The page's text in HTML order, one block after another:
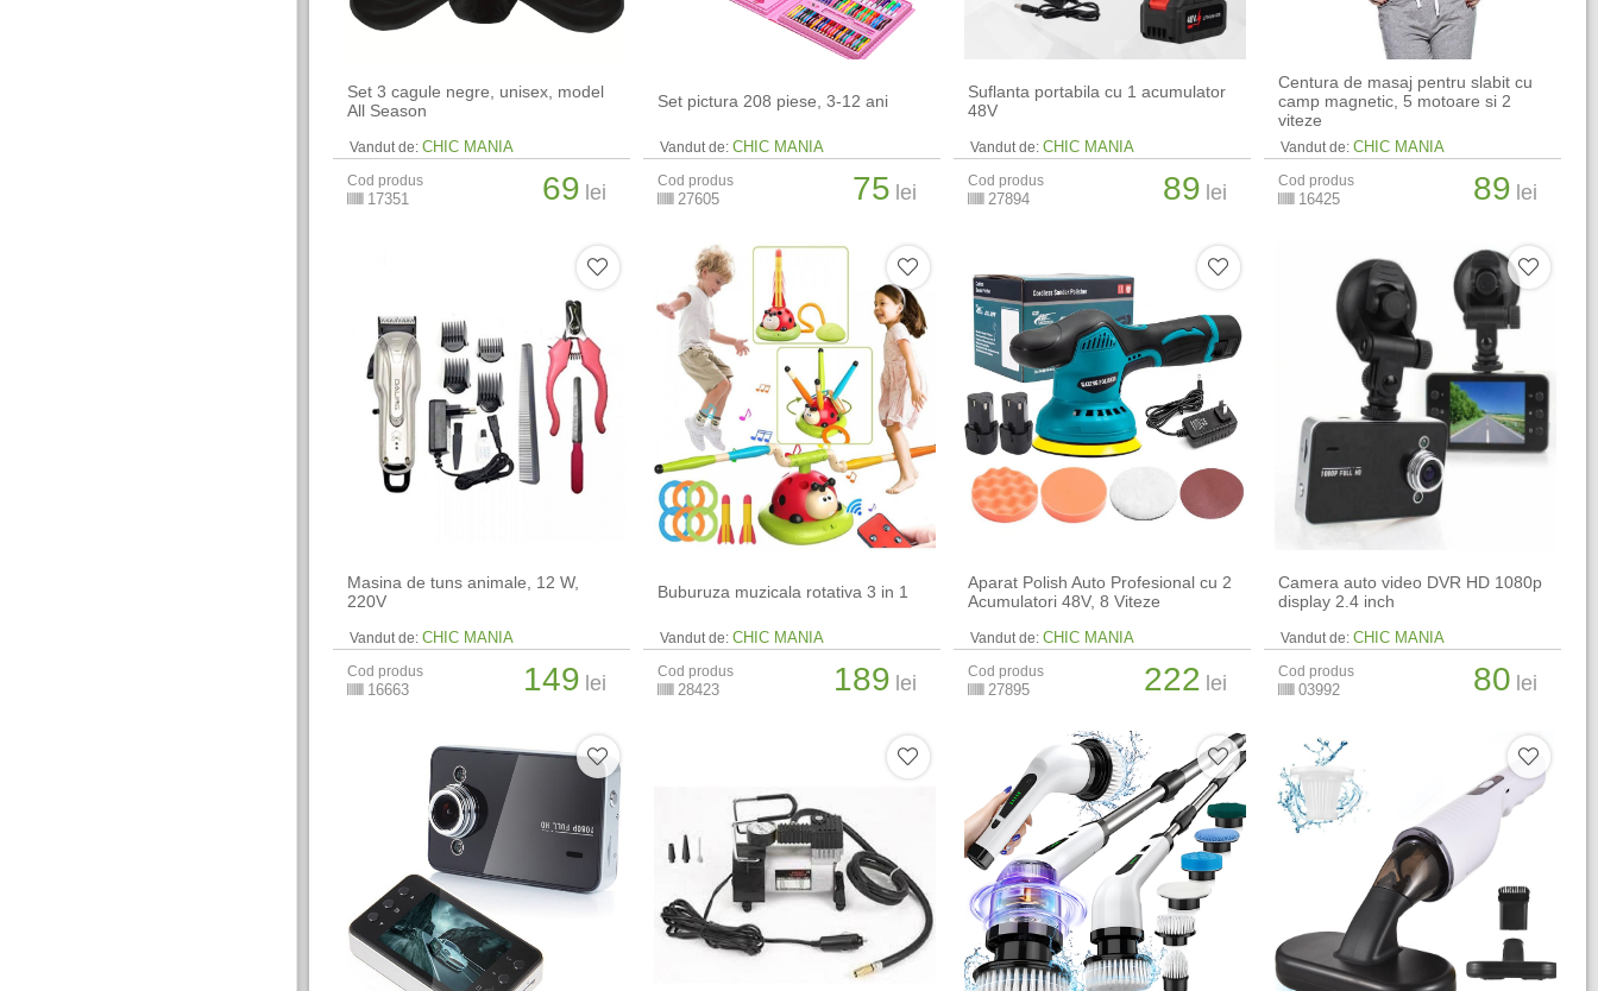
Set 3 cagule negre, unisex, model
All Season
Vandut de: CHIC MANIA
Cod produs
17351 69 lei
Set pictura 208 piese, 3-12 ani
Vandut de: CHIC MANIA
Cod produs
27605 75 lei
Suflanta portabila cu 1 acumulator
48V
Vandut de: CHIC MANIA
Cod produs
27894 89 lei
Centura de masaj pentru slabit cu
camp magnetic, 5 motoare si 2
viteze
Vandut de: CHIC MANIA
Cod produs
16425 89 lei
Masina de tuns animale, 12 W,
220V
Vandut de: CHIC MANIA
Cod produs
16663 149 lei
Buburuza muzicala rotativa 3 in 1
Vandut de: CHIC MANIA
Cod produs
28423 189 lei
Aparat Polish Auto Profesional cu 2
Acumulatori 48V, 8 Viteze
Vandut de: CHIC MANIA
Cod produs
27895 222 lei
Camera auto video DVR HD 1080p
display 2.4 inch
Vandut de: CHIC MANIA
Cod produs
03992 80 lei